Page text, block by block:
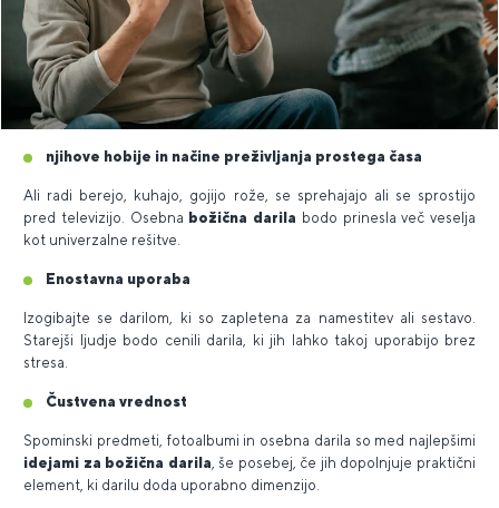
njihove hobije in načine preživljanja prostega časa
Ali radi berejo, kuhajo, gojijo rože, se sprehajajo ali se sprostijo
pred televizijo. Osebna božična darila bodo prinesla več veselja
kot univerzalne rešitve.
Enostavna uporaba
Izogibajte se darilom, ki so zapletena za namestitev ali sestavo.
Starejši ljudje bodo cenili darila, ki jih lahko takoj uporabijo brez
stresa.
Čustvena vrednost
Spominski predmeti, fotoalbumi in osebna darila so med najlepšimi
idejami za božična darila , še posebej, če jih dopolnjuje praktični
element, ki darilu doda uporabno dimenzijo.